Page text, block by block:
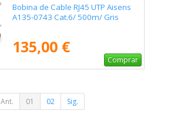
Bobina de Cable RJ45 UTP Aisens
A135-0743 Cat.6/ 500m/ Gris
135,00 €
Comprar
Ant. 01 02 Sig.